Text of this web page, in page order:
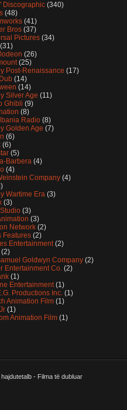
Discographic (340)
(48)
(41)
Bros (37)
Pictures (34)
(31)
(26)
(25)
Post-Renaissance (17)
(14)
(14)
Silver Age (11)
Ghibli (9)
(8)
Radio (8)
Golden Age (7)
(6)
(6)
(5)
Barbera (4)
(4)
Company (4)
Wartime Era (3)
(3)
(3)
(3)
Network (2)
Features (2)
Entertainment (2)
(2)
Goldwyn Company (2)
Entertainment Co. (2)
(1)
Entertainment (1)
Productions Inc. (1)
Animation Film (1)
(1)
Animation Film (1)
hajdutetalb - Filma të dubluar